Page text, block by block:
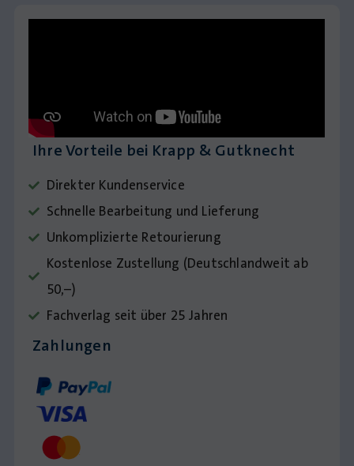
Ihre Vorteile bei Krapp & Gutknecht
Direkter Kundenservice
Schnelle Bearbeitung und Lieferung
Unkomplizierte Retourierung
Kostenlose Zustellung (Deutschlandweit ab
50,–)
Fachverlag seit über 25 Jahren
Zahlungen